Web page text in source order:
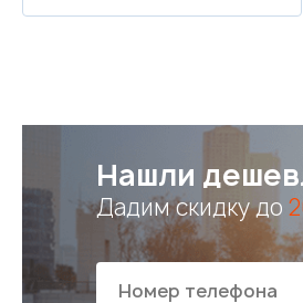
Нашли
Дадим скидку до